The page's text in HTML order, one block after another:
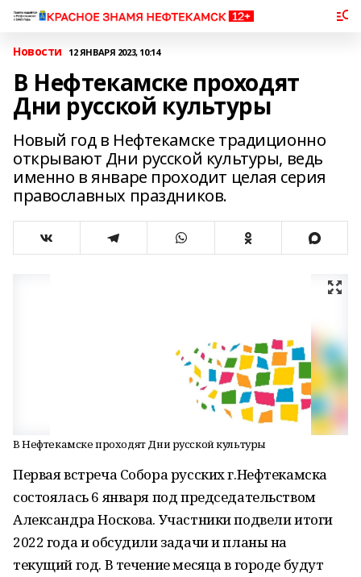
Новости 12 ЯНВАРЯ 2023, 10:14
В Нефтекамске проходят
Дни русской культуры
Новый год в Нефтекамске традиционно
открывают Дни русской культуры, ведь
именно в январе проходит целая серия
православных праздников.
В Нефтекамске проходят Дни русской культуры
Первая встреча Собора русских г.Нефтекамска
состоялась 6 января под председательством
Александра Носкова. Участники подвели итоги
2022 года и обсудили задачи и планы на
текущий год. В течение месяца в городе будут